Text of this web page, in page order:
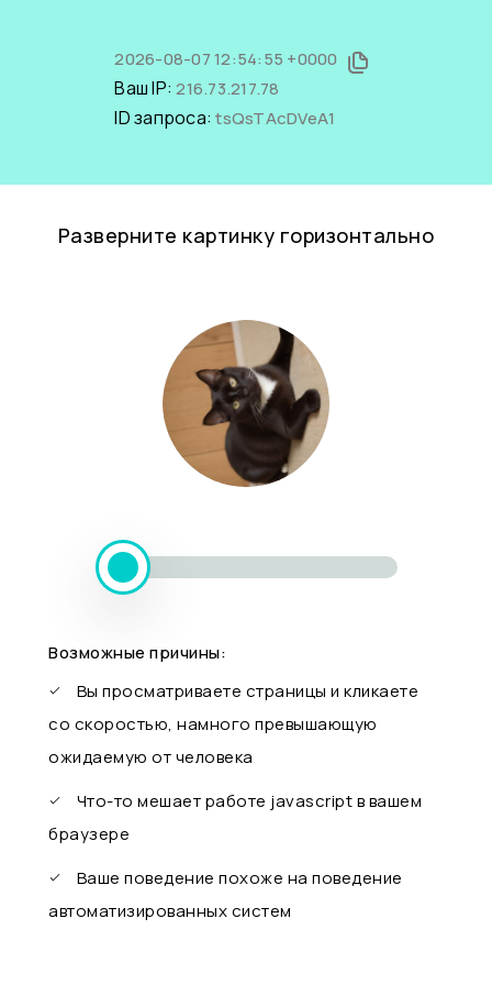
2026-08-07 12:54:55 +0000
Ваш IP:216.73.217.78
ID запроса:tsQsTAcDVeA1
Разверните картинку горизонтально
Возможные причины:
Вы просматриваете страницы и кликаете
со скоростью, намного превышающую
ожидаемую от человека
Что-то мешает работе javascript в вашем
браузере
Ваше поведение похоже на поведение
автоматизированных систем